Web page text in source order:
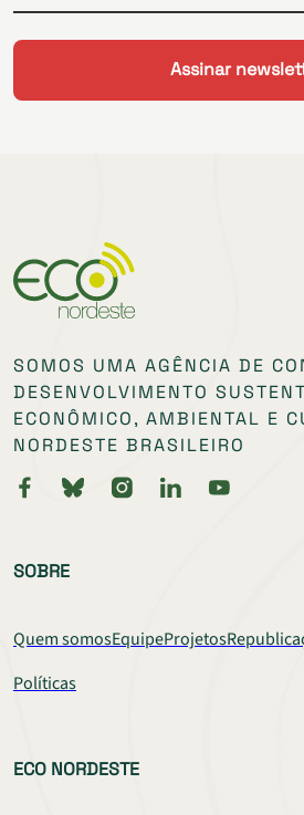
SOMOS UMA AGÊNCIA DE
DESENVOLVIMENTO
ECONÔMICO, AMBIENTAL E
NORDESTE BRASILEIRO
SOBRE
Quem somosEquipeProjetos
Políticas
ECO NORDESTE